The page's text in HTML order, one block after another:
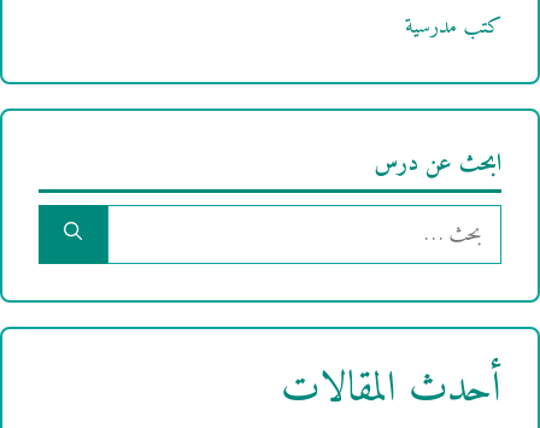
كتب مدرسية
ابحث عن درس
البحث
عن:
أحدث المقالات